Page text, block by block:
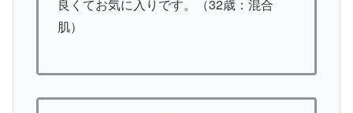
良くてお気に入りです。（32歳：混合
肌）